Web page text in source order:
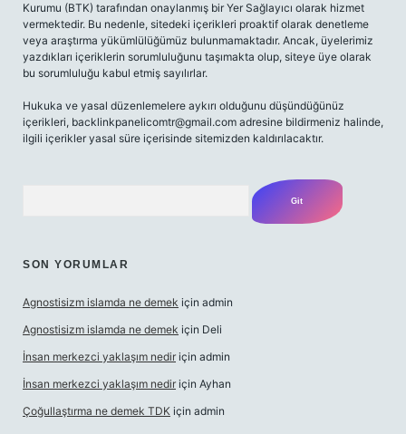
Kurumu (BTK) tarafından onaylanmış bir Yer Sağlayıcı olarak hizmet
vermektedir. Bu nedenle, sitedeki içerikleri proaktif olarak denetleme
veya araştırma yükümlülüğümüz bulunmamaktadır. Ancak, üyelerimiz
yazdıkları içeriklerin sorumluluğunu taşımakta olup, siteye üye olarak
bu sorumluluğu kabul etmiş sayılırlar.
Hukuka ve yasal düzenlemelere aykırı olduğunu düşündüğünüz
içerikleri, backlinkpanelicomtr@gmail.com adresine bildirmeniz halinde,
ilgili içerikler yasal süre içerisinde sitemizden kaldırılacaktır.
SON YORUMLAR
Agnostisizm islamda ne demek için admin
Agnostisizm islamda ne demek için Deli
İnsan merkezci yaklaşım nedir için admin
İnsan merkezci yaklaşım nedir için Ayhan
Çoğullaştırma ne demek TDK için admin